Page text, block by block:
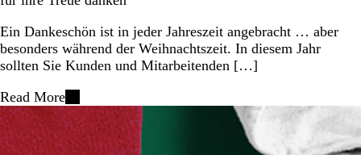
Ein Dankeschön ist in jeder Jahreszeit angebracht … aber
besonders während der Weihnachtszeit. In diesem Jahr
sollten Sie Kunden und Mitarbeitenden […]
Read More